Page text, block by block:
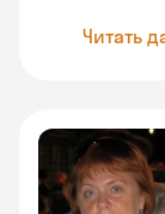
Читать